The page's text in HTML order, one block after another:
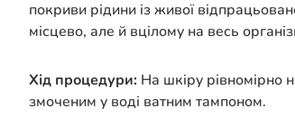
покриви рідини із живої
місцево, але й вцілому на весь
Хід процедури: На шкіру рівномірно
змоченим у воді ватним тампоном.